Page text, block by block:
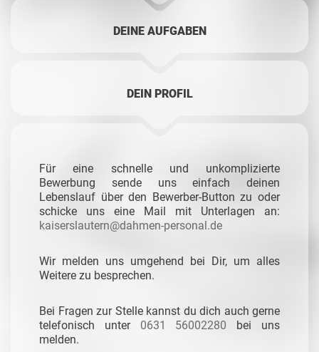
DEINE AUFGABEN
DEIN PROFIL
Für eine schnelle und unkomplizierte
Bewerbung sende uns einfach deinen
Lebenslauf über den Bewerber-Button zu oder
schicke uns eine Mail mit Unterlagen an:
kaiserslautern@dahmen-personal.de
Wir melden uns umgehend bei Dir, um alles
Weitere zu besprechen.
Bei Fragen zur Stelle kannst du dich auch gerne
telefonisch unter 0631 56002280 bei uns
melden.